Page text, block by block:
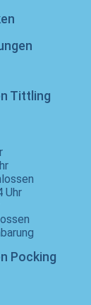
Tittling
Uhr
Pocking